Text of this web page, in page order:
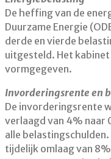
De heffing van de
Duurzame Energie
derde en vierde
uitgesteld. Het
vormgegeven.
Invorderingsrente en
De invorderingsrente
verlaagd van 4% naar
alle
tijdelijk omlaag van